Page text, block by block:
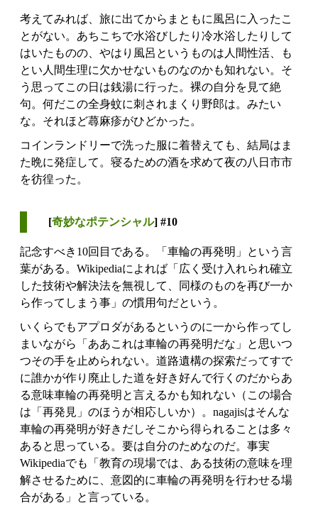
考えてみれば、旅に出てからまともに風呂に入ったこ
とがない。あちこちで水浴びしたり冷水浴したりして
はいたものの、やはり風呂というものは人間性活、も
とい人間生理に欠かせないものなのかも知れない。そ
う思ってこの日は銭湯に行った。裸の自分を見て絶
句。何だこの全身蚊に刺されまくり野郎は。みたい
な。それほど蕁麻疹がひどかった。
コインランドリーで洗った服に着替えても、結局はま
た晩に発症して。寝るための酒を求めて夜の八日市市
を彷徨った。
[奇妙なポテンシャル] #10
記念すべき10回目である。「車輪の再発明」という言
葉がある。Wikipediaによれば「広く受け入れられ確立
した技術や解決法を無視して、同様のものを再び一か
ら作ってしまう事」の慣用句だという。
いくらでもアプロダがあるというのに一から作ってし
まいながら「ああこれは車輪の再発明だな」と思いつ
つその手を止められない。道路遺構の探索だってすで
に誰かが作り廃止した道を好き好んで行くのだからあ
る意味車輪の再発明と言えるかも知れない（この場合
は「再発見」のほうが相応しいか）。nagajisはそんな
車輪の再発明が好きだしそこから得られることは多々
あると思っている。要は自分のためなのだ。事実
Wikipediaでも「教育の現場では、ある技術の意味を理
解させるために、意図的に車輪の再発明を行わせる場
合がある」と言っている。